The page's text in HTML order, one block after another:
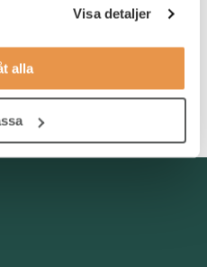
Visa detaljer
alla
Du ska ha erfarenhet av
på att analysera och
bra kunskap inom redovisning